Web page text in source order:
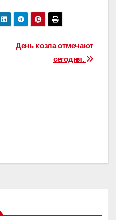
День козла отмечают
сегодня.